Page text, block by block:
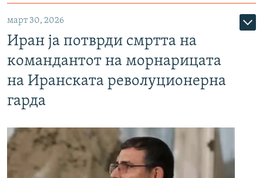
март 30, 2026
Иран ја потврди смртта на
командантот на морнарицата
на Иранската револуционерна
гарда